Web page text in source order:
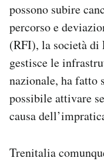
possono subire
percorso e
(RFI), la società di
gestisce le
nazionale, ha fatto
possibile attivare
causa
Trenitalia